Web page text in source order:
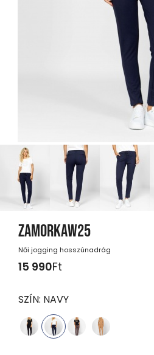
ZAMORKAW25
Női jogging hosszúnadrág
15 990Ft
SZÍN: NAVY